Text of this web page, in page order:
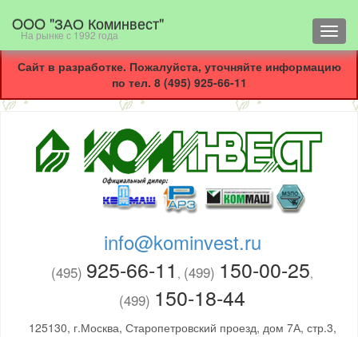
OOO "ЗАО Коминвест"
На рынке с 1992 года
Сайт в разработке. Пожалуйста, уточняйте информацию
по тел. 8 (495) 925-66-11
info@kominvest.ru
(495) 925-66-11 , (499) 150-00-25,
(499) 150-18-44
125130, г.Москва, Старопетровский проезд, дом 7А, стр.3,